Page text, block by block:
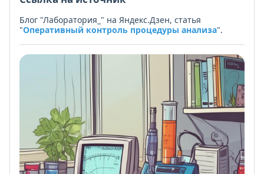
Блог "Лаборатория_" на Яндекс.Дзен, статья
"Оперативный контроль процедуры анализа".